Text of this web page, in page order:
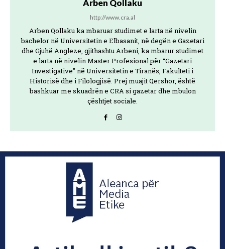
Arben Qollaku
http://www.cra.al
Arben Qollaku ka mbaruar studimet e larta në nivelin
bachelor në Universitetin e Elbasanit, në degën e Gazetari
dhe Gjuhë Angleze, gjithashtu Arbeni, ka mbarur studimet
e larta në nivelin Master Profesional për “Gazetari
Investigative” në Universitetin e Tiranës, Fakulteti i
Historisë dhe i Filologjisë. Prej muajit Qershor, është
bashkuar me skuadrën e CRA si gazetar dhe mbulon
çështjet sociale.